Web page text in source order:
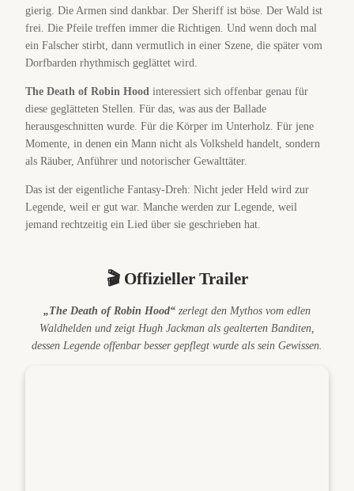
gierig. Die Armen sind dankbar. Der Sheriff ist böse. Der Wald ist
frei. Die Pfeile treffen immer die Richtigen. Und wenn doch mal
ein Falscher stirbt, dann vermutlich in einer Szene, die später vom
Dorfbarden rhythmisch geglättet wird.
The Death of Robin Hood interessiert sich offenbar genau für
diese geglätteten Stellen. Für das, was aus der Ballade
herausgeschnitten wurde. Für die Körper im Unterholz. Für jene
Momente, in denen ein Mann nicht als Volksheld handelt, sondern
als Räuber, Anführer und notorischer Gewalttäter.
Das ist der eigentliche Fantasy-Dreh: Nicht jeder Held wird zur
Legende, weil er gut war. Manche werden zur Legende, weil
jemand rechtzeitig ein Lied über sie geschrieben hat.
🎬 Offizieller Trailer
„The Death of Robin Hood“ zerlegt den Mythos vom edlen
Waldhelden und zeigt Hugh Jackman als gealterten Banditen,
dessen Legende offenbar besser gepflegt wurde als sein Gewissen.